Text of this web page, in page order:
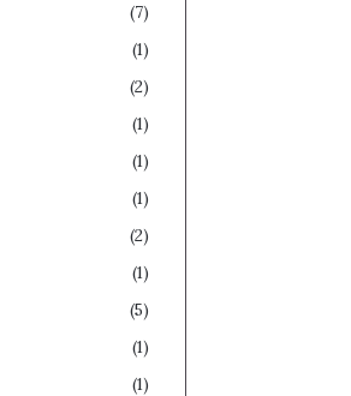
(7)
(1)
(2)
(1)
(1)
(1)
(2)
(1)
(5)
(1)
(1)